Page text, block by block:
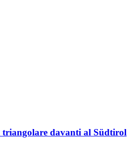
davanti al Südtirol